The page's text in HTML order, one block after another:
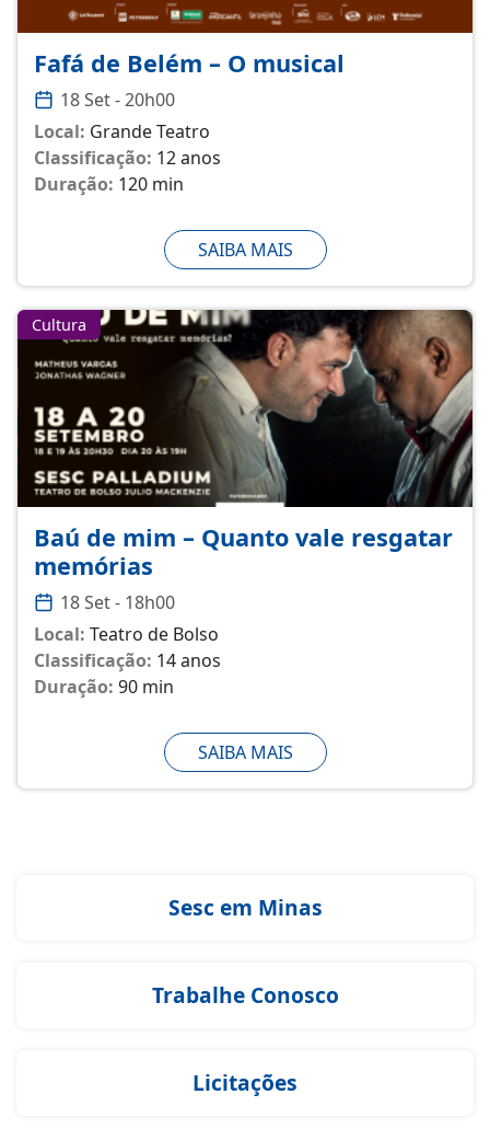
Fafá de Belém – O musical
18 Set - 20h00
Local: Grande Teatro
Classificação: 12 anos
Duração: 120 min
SAIBA MAIS
Cultura
Baú de mim – Quanto vale resgatar
memórias
18 Set - 18h00
Local: Teatro de Bolso
Classificação: 14 anos
Duração: 90 min
SAIBA MAIS
Sesc em Minas
Trabalhe Conosco
Licitações